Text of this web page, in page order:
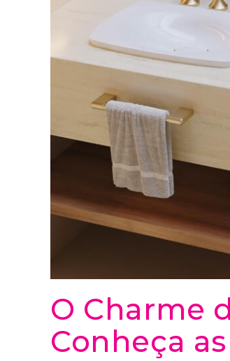
O Charme
Conheça